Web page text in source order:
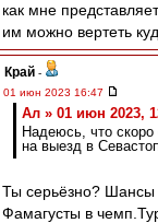
как мне
им можно вертеть
Край -
01 июн 2023 16:47
Ал » 01 июн 2023,
Надеюсь, что
на выезд в
Ты серьёзно? Шансы
Фамагусты в